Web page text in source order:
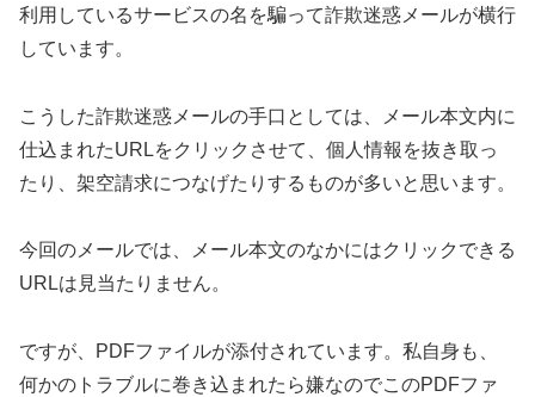
利用しているサービスの名を騙って詐欺迷惑メールが横行
しています。
こうした詐欺迷惑メールの手口としては、メール本文内に
仕込まれたURLをクリックさせて、個人情報を抜き取っ
たり、架空請求につなげたりするものが多いと思います。
今回のメールでは、メール本文のなかにはクリックできる
URLは見当たりません。
ですが、PDFファイルが添付されています。私自身も、
何かのトラブルに巻き込まれたら嫌なのでこのPDFファ